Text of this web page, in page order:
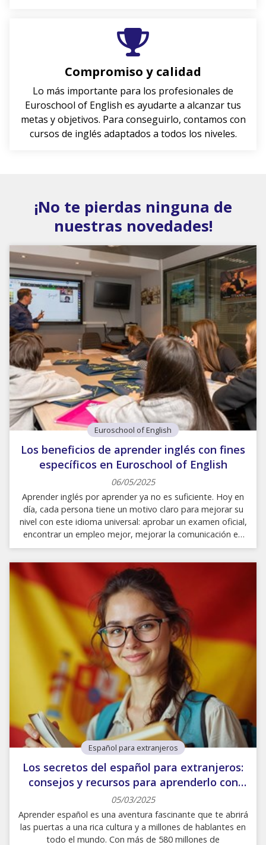
Compromiso y calidad
Lo más importante para los profesionales de
Euroschool of English es ayudarte a alcanzar tus
metas y objetivos. Para conseguirlo, contamos con
cursos de inglés adaptados a todos los niveles.
¡No te pierdas ninguna de
nuestras novedades!
Los beneficios de aprender inglés con fines
específicos en Euroschool of English
06/05/2025
Euroschool of English
Aprender inglés por aprender ya no es suficiente. Hoy en
día, cada persona tiene un motivo claro para mejorar su
nivel con este idioma universal: aprobar un examen oficial,
encontrar un empleo mejor, mejorar la comunicación en
viajes o sentirse más cómodo en reuniones
academia de inglés en A Coruña, apostamos por cursos
diseñados específicamente en función de tus necesidades
reales. Nuestro objetivo es ayudarte a alcanzar la meta
que te has propuesto, y para conseguirlo, nos basamos
en dos pilares fundamentales: competencia lingüística y
Los secretos del español para extranjeros:
consejos y recursos para aprenderlo con
Euroschool of English
05/03/2025
Español para extranjeros
Aprender español es una aventura fascinante que te abrirá
las puertas a una rica cultura y a millones de hablantes en
todo el mundo. Con más de 580 millones de